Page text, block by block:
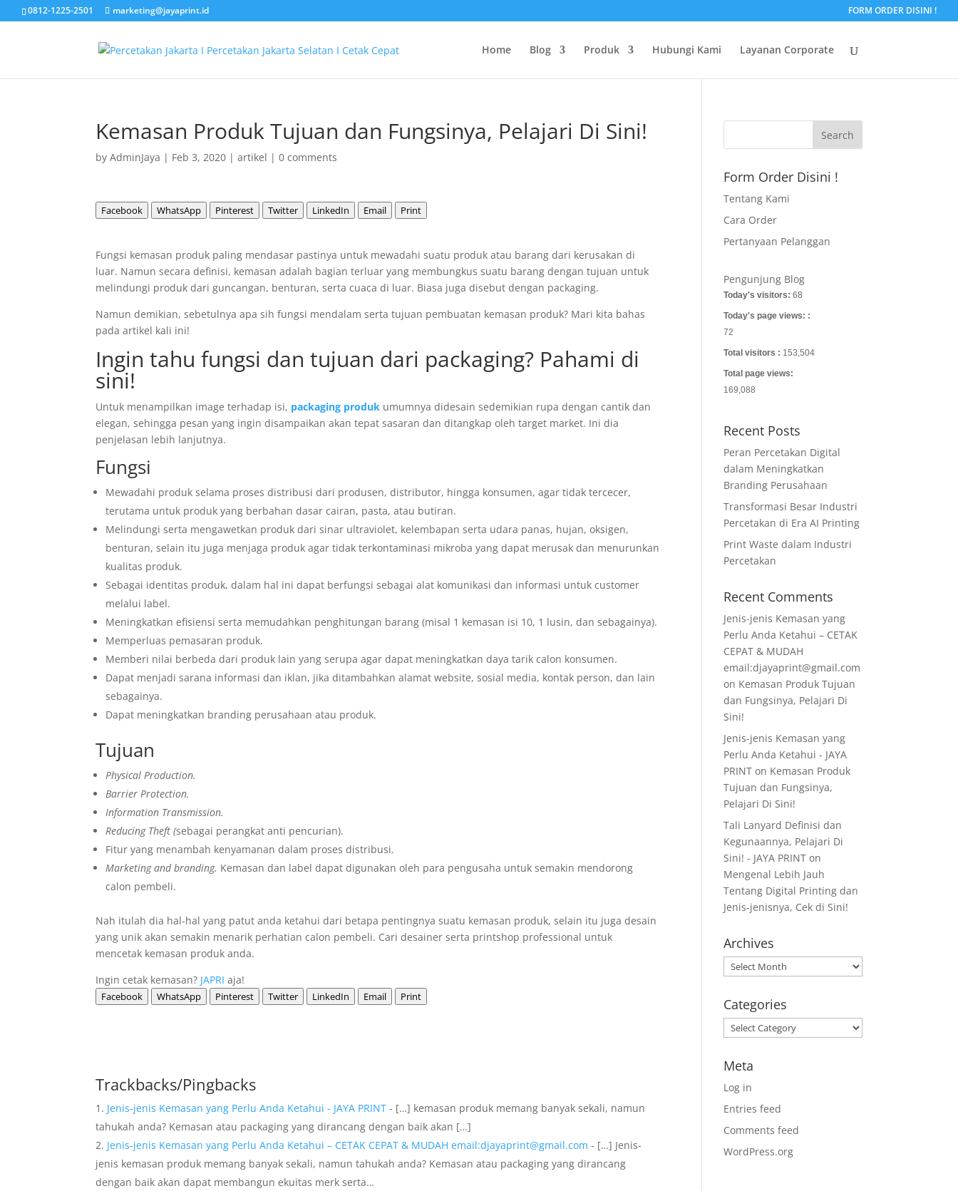
0812-1225-2501 marketing@jayaprint.id FORM ORDER DISINI !
Home Blog Produk Hubungi Kami Layanan Corporate
Kemasan Produk Tujuan dan Fungsinya, Pelajari Di Sini!
byAdminJaya | Feb 3, 2020 |artikel |0 comments
Facebook WhatsApp Pinterest Twitter LinkedIn Email Print
Fungsi kemasan produk paling mendasar pastinya untuk mewadahi suatu produk atau barang dari kerusakan di
luar. Namun secara definisi, kemasan adalah bagian terluar yang membungkus suatu barang dengan tujuan untuk
melindungi produk dari guncangan, benturan, serta cuaca di luar. Biasa juga disebut dengan packaging.
Namun demikian, sebetulnya apa sih fungsi mendalam serta tujuan pembuatan kemasan produk? Mari kita bahas
pada artikel kali ini!
Ingin tahu fungsi dan tujuan dari packaging? Pahami di
sini!
Untuk menampilkan image terhadap isi, packaging produk umumnya didesain sedemikian rupa dengan cantik dan
elegan, sehingga pesan yang ingin disampaikan akan tepat sasaran dan ditangkap oleh target market. Ini dia
penjelasan lebih lanjutnya.
Fungsi
Mewadahi produk selama proses distribusi dari produsen, distributor, hingga konsumen, agar tidak tercecer,
terutama untuk produk yang berbahan dasar cairan, pasta, atau butiran.
Melindungi serta mengawetkan produk dari sinar ultraviolet, kelembapan serta udara panas, hujan, oksigen,
benturan, selain itu juga menjaga produk agar tidak terkontaminasi mikroba yang dapat merusak dan menurunkan
kualitas produk.
Sebagai identitas produk, dalam hal ini dapat berfungsi sebagai alat komunikasi dan informasi untuk customer
melalui label.
Meningkatkan efisiensi serta memudahkan penghitungan barang (misal 1 kemasan isi 10, 1 lusin, dan sebagainya).
Memperluas pemasaran produk.
Memberi nilai berbeda dari produk lain yang serupa agar dapat meningkatkan daya tarik calon konsumen.
Dapat menjadi sarana informasi dan iklan, jika ditambahkan alamat website, sosial media, kontak person, dan lain
sebagainya.
Dapat meningkatkan branding perusahaan atau produk.
Tujuan
Physical Production.
Barrier Protection.
Information Transmission.
Reducing Theft (sebagai perangkat anti pencurian).
Fitur yang menambah kenyamanan dalam proses distribusi.
Marketing and branding. Kemasan dan label dapat digunakan oleh para pengusaha untuk semakin mendorong
calon pembeli.
Nah itulah dia hal-hal yang patut anda ketahui dari betapa pentingnya suatu kemasan produk, selain itu juga desain
yang unik akan semakin menarik perhatian calon pembeli. Cari desainer serta printshop professional untuk
mencetak kemasan produk anda.
Ingin cetak kemasan? JAPRI aja!
Facebook WhatsApp Pinterest Twitter LinkedIn Email Print
Trackbacks/Pingbacks
Jenis-jenis Kemasan yang Perlu Anda Ketahui - JAYA PRINT - […] kemasan produk memang banyak sekali, namun
tahukah anda? Kemasan atau packaging yang dirancang dengan baik akan […]
Jenis-jenis Kemasan yang Perlu Anda Ketahui – CETAK CEPAT & MUDAH email:djayaprint@gmail.com - […] Jenis-
jenis kemasan produk memang banyak sekali, namun tahukah anda? Kemasan atau packaging yang dirancang
dengan baik akan dapat membangun ekuitas merk serta…
Form Order Disini !
Tentang Kami
Cara Order
Pertanyaan Pelanggan
Pengunjung Blog
Today's visitors:68
Today's page views: :
72
Total visitors : 153,504
Total page views:
169,088
Recent Posts
Peran Percetakan Digital
dalam Meningkatkan
Branding Perusahaan
Transformasi Besar Industri
Percetakan di Era AI Printing
Print Waste dalam Industri
Percetakan
Recent Comments
Jenis-jenis Kemasan yang
Perlu Anda Ketahui – CETAK
CEPAT & MUDAH
email:djayaprint@gmail.com
on Kemasan Produk Tujuan
dan Fungsinya, Pelajari Di
Sini!
Jenis-jenis Kemasan yang
Perlu Anda Ketahui - JAYA
PRINT on Kemasan Produk
Tujuan dan Fungsinya,
Pelajari Di Sini!
Tali Lanyard Definisi dan
Kegunaannya, Pelajari Di
Sini! - JAYA PRINT on
Mengenal Lebih Jauh
Tentang Digital Printing dan
Jenis-jenisnya, Cek di Sini!
Archives
Archives
Categories
Categories
Meta
Log in
Entries feed
Comments feed
WordPress.org